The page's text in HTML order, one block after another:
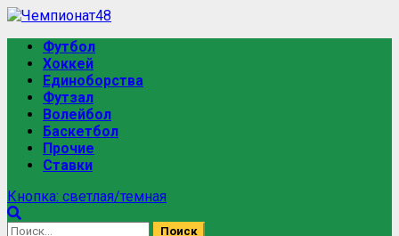
Футбол
Хоккей
Единоборства
Футзал
Волейбол
Баскетбол
Прочие
Ставки
Кнопка: светлая/темная